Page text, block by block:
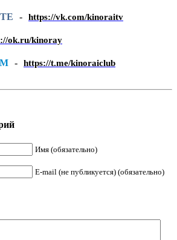
- https://vk.com/kinoraitv
ok.ru/kinoray
- https://t.me/kinoraiclub
Имя (обязательно)
E-mail (не публикуется) (обязательно)